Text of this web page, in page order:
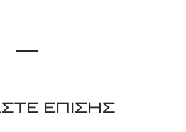
ΕΠΙΣΗΣ